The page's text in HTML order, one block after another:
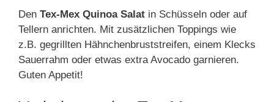
Den Tex-Mex Quinoa Salat in Schüsseln oder auf
Tellern anrichten. Mit zusätzlichen Toppings wie
z.B. gegrillten Hähnchenbruststreifen, einem Klecks
Sauerrahm oder etwas extra Avocado garnieren.
Guten Appetit!